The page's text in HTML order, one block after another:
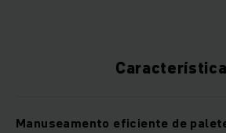
Manuseamento eficiente de